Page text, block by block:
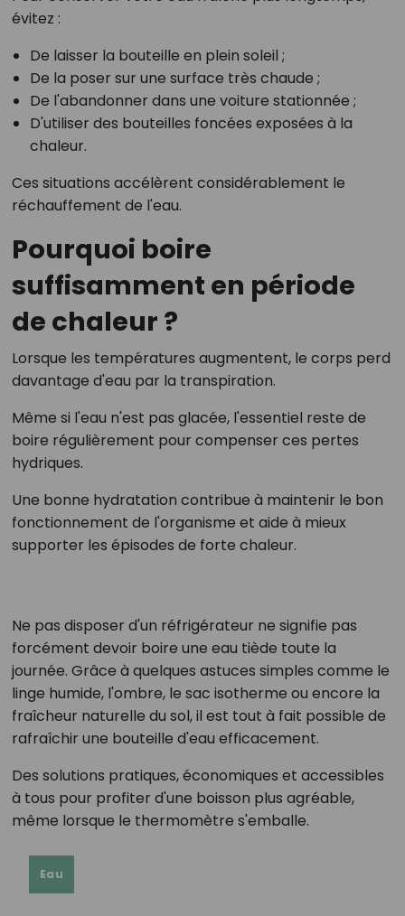
évitez :
De laisser la bouteille en plein soleil ;
De la poser sur une surface très chaude ;
De l'abandonner dans une voiture stationnée ;
D'utiliser des bouteilles foncées exposées à la
chaleur.
Ces situations accélèrent considérablement le
réchauffement de l'eau.
Pourquoi boire
suffisamment en période
de chaleur ?
Lorsque les températures augmentent, le corps perd
davantage d'eau par la transpiration.
Même si l'eau n'est pas glacée, l'essentiel reste de
boire régulièrement pour compenser ces pertes
hydriques.
Une bonne hydratation contribue à maintenir le bon
fonctionnement de l'organisme et aide à mieux
supporter les épisodes de forte chaleur.
Ne pas disposer d'un réfrigérateur ne signifie pas
forcément devoir boire une eau tiède toute la
journée. Grâce à quelques astuces simples comme le
linge humide, l'ombre, le sac isotherme ou encore la
fraîcheur naturelle du sol, il est tout à fait possible de
rafraîchir une bouteille d'eau efficacement.
Des solutions pratiques, économiques et accessibles
à tous pour profiter d'une boisson plus agréable,
même lorsque le thermomètre s'emballe.
Eau